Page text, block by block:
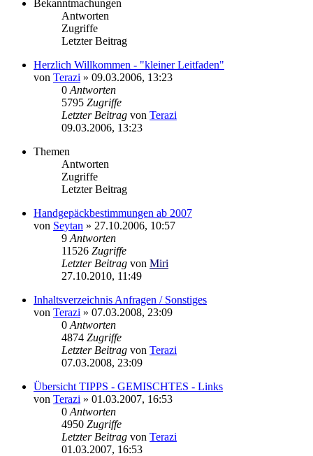
Bekanntmachungen
Antworten
Zugriffe
Letzter Beitrag
Herzlich Willkommen - "kleiner Leitfaden"
von Terazi » 09.03.2006, 13:23
0 Antworten
5795 Zugriffe
Letzter Beitrag von Terazi
09.03.2006, 13:23
Themen
Antworten
Zugriffe
Letzter Beitrag
Handgepäckbestimmungen ab 2007
von Seytan » 27.10.2006, 10:57
9 Antworten
11526 Zugriffe
Letzter Beitrag von Miri
27.10.2010, 11:49
Inhaltsverzeichnis Anfragen / Sonstiges
von Terazi » 07.03.2008, 23:09
0 Antworten
4874 Zugriffe
Letzter Beitrag von Terazi
07.03.2008, 23:09
Übersicht TIPPS - GEMISCHTES - Links
von Terazi » 01.03.2007, 16:53
0 Antworten
4950 Zugriffe
Letzter Beitrag von Terazi
01.03.2007, 16:53